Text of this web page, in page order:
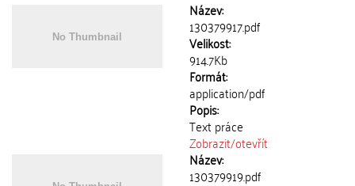
Název:
130379917.pdf
Velikost:
914.7Kb
Formát:
application/pdf
Popis:
Text práce
Zobrazit/otevřít
Název:
130379919.pdf